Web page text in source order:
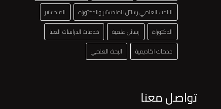
الباحث العلمي رسائل الماجستير والدكتوراه
الماجستير
الدكتوراة
رسائل علمية
خدمات الدراسات العليا
خدمات اكاديمية
البحث العلمي
تواصل معنا